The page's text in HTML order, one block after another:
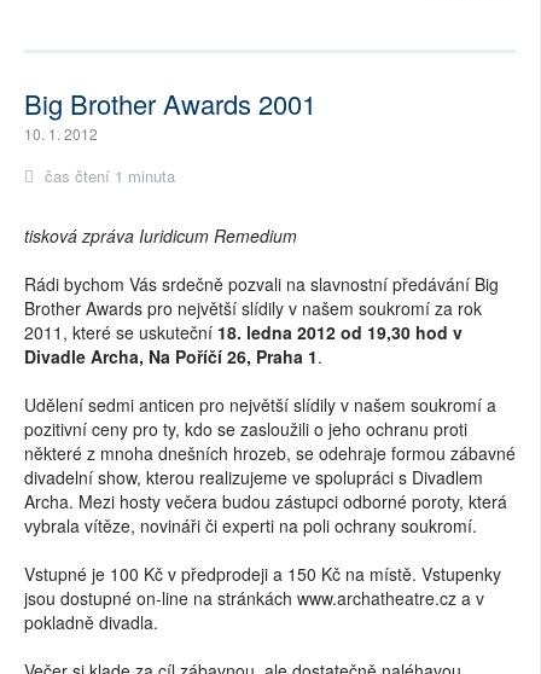
Big Brother Awards 2001
10. 1. 2012
čas čtení 1 minuta
tisková zpráva Iuridicum Remedium
Rádi bychom Vás srdečně pozvali na slavnostní předávání Big
Brother Awards pro největší slídily v našem soukromí za rok
2011, které se uskuteční 18. ledna 2012 od 19,30 hod v
Divadle Archa, Na Poříčí 26, Praha 1.
Udělení sedmi anticen pro největší slídily v našem soukromí a
pozitivní ceny pro ty, kdo se zasloužili o jeho ochranu proti
některé z mnoha dnešních hrozeb, se odehraje formou zábavné
divadelní show, kterou realizujeme ve spolupráci s Divadlem
Archa. Mezi hosty večera budou zástupci odborné poroty, která
vybrala vítěze, novináři či experti na poli ochrany soukromí.
Vstupné je 100 Kč v předprodeji a 150 Kč na místě. Vstupenky
jsou dostupné on-line na stránkách www.archatheatre.cz a v
pokladně divadla.